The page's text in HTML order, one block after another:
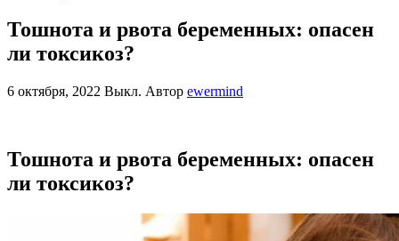
Тошнота и рвота беременных: опасен
ли токсикоз?
6 октября, 2022 Выкл. Автор ewermind
Тошнота и рвота беременных: опасен
ли токсикоз?